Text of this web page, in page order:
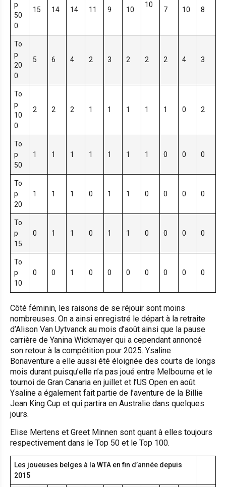
p
50
0
15 14 14 11 9 10
10
7 10 8
To
p
20
0
5 6 4 2 3 2 2 2 4 3
To
p
10
0
2 2 2 1 1 1 1 1 0 2
To
p
50
1 1 1 1 1 1 1 0 0 0
To
p
20
1 1 1 0 1 1 0 0 0 0
To
p
15
0 1 1 0 1 1 0 0 0 0
To
p
10
0 0 1 0 0 0 0 0 0 0
Côté féminin, les raisons de se réjouir sont moins
nombreuses. On a ainsi enregistré le départ à la retraite
d’Alison Van Uytvanck au mois d’août ainsi que la pause
carrière de Yanina Wickmayer qui a cependant annoncé
son retour à la compétition pour 2025. Ysaline
Bonaventure a elle aussi été éloignée des courts de longs
mois durant puisqu’elle n’a pas joué entre Melbourne et le
tournoi de Gran Canaria en juillet et l’US Open en août.
Ysaline a également fait partie de l’aventure de la Billie
Jean King Cup et qui partira en Australie dans quelques
jours.
Elise Mertens et Greet Minnen sont quant à elles toujours
respectivement dans le Top 50 et le Top 100.
Les joueuses belges à la WTA en fin d’année depuis
2015